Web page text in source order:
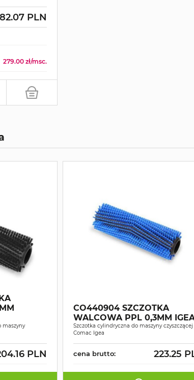
PLN
279.00 zł/msc.
maszyny
PLN
CO440904 SZCZOTKA
WALCOWA PPL 0,3MM
Szczotka cylindryczna do maszyny czyszczącej
Comac Igea
cena brutto: 223.25